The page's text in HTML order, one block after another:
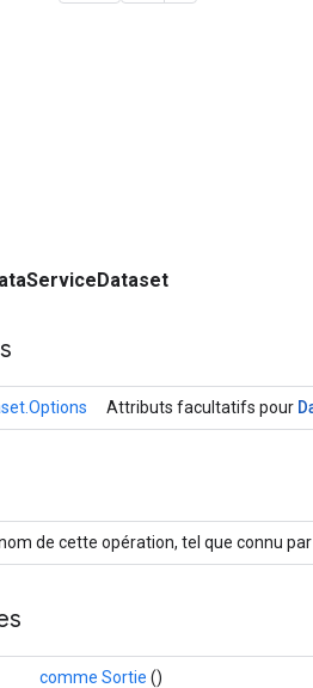
Attributs facultatifs pour
de cette opération, tel que connu
comme Sortie ()